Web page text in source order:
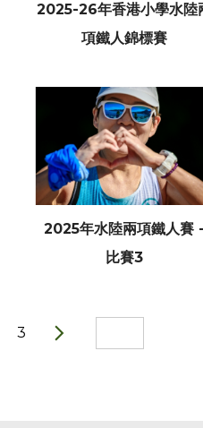
2025-26年香港小學水陸
項鐵人錦標賽
2025年水陸兩項鐵人賽
比賽3
3